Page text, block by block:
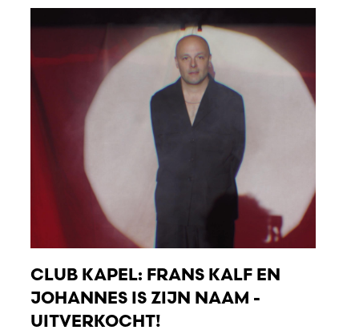
CLUB KAPEL: FRANS KALF EN
JOHANNES IS ZIJN NAAM -
UITVERKOCHT!